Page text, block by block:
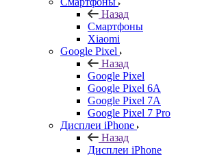
Назад
Смартфоны
Xiaomi
Google Pixel
Назад
Google Pixel
Google Pixel 6A
Google Pixel 7А
Google Pixel 7 Pro
Дисплеи iPhone
Назад
Дисплеи iPhone